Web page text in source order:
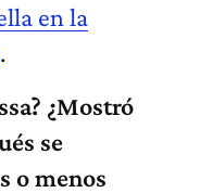
en la
.
¿Mostró
se
o menos